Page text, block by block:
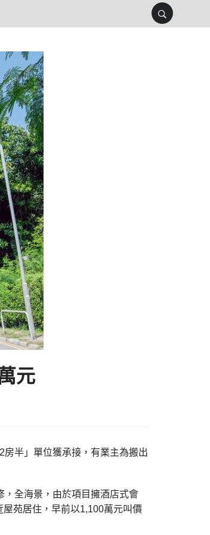
元
房半」單位獲承接，有業主為搬出
，全海景，由於項目擁酒店式會
苑居住，早前以1,100萬元叫價